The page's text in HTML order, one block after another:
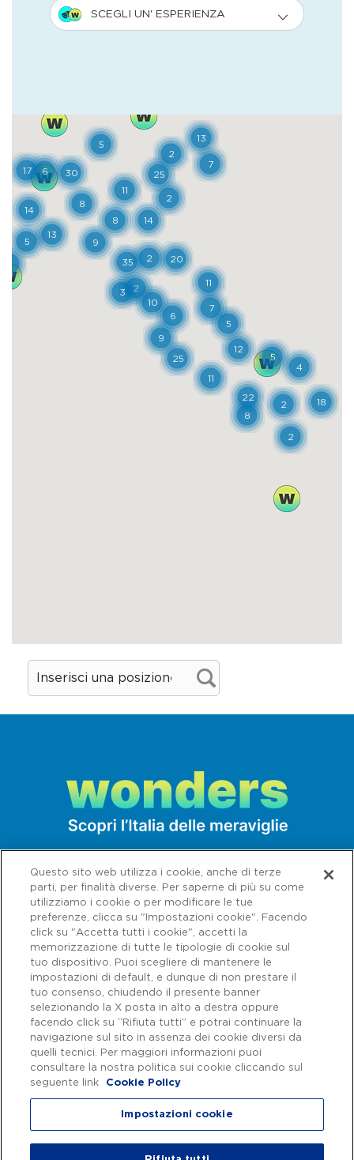
sciogliere nel caffè. Ci si ferma quindi a
Cascine di Buti, minuscola frazione di Buti,
grezzo, dal gusto forte, realizzato senza
concaggio (il processo di impasto che
rende la pasta più fluida); inoltre, la già
eccellente materia prima si combina con
materie prime di altissima qualità: dal caffè
guatemalteco di Huehuetenango al miele
della spiaggia di San Rossore. Il tour
all’insegna della golosità prosegue a
Pontedera, da Amedei, dove è possibile
gustare praline, creme, napolitaines e la
pluripremiata tavoletta “9”, ottenuta con il
cacao di nove piantagioni diverse: tutte
golosità realizzate seguendo con
attenzione l’intero percorso della filiera, dal
seme di cacao al prodotto finito. Tutte le
Tessieri, la prima donna a ricoprire nel
Capitale sociale € 622.027.000,00 interamente versato - Codice fiscale e
n. di iscrizione al Registro delle Imprese di Roma 07516911000 | C.C.I.A.A.
Roma n. 1037417 - P.IVA: 07516911000 - Sede Legale: via A. Bergamini, 50
Autostrade per l'Italia Spa, Tutti i diritti riservati
Questo sito web utilizza i cookie, anche di terze
parti, per finalità diverse. Per saperne di più su come
utilizziamo i cookie o per modificare le tue
preferenze, clicca su "Impostazioni cookie". Facendo
click su "Accetta tutti i cookie", accetti la
memorizzazione di tutte le tipologie di cookie sul
tuo dispositivo. Puoi scegliere di mantenere le
impostazioni di default, e dunque di non prestare il
tuo consenso, chiudendo il presente banner
selezionando la X posta in alto a destra oppure
facendo click su “Rifiuta tutti” e potrai continuare la
navigazione sul sito in assenza dei cookie diversi da
quelli tecnici. Per maggiori informazioni puoi
consultare la nostra politica sui cookie cliccando sul
seguente link
Cookie Policy
Impostazioni cookie